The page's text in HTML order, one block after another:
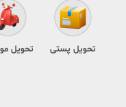
تحویل پستی تحویل